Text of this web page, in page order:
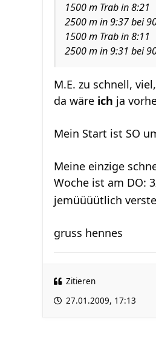
1500 m Trab in 8:21
2500 m in 9:37 bei
1500 m Trab in 8:11
2500 m in 9:31 bei
M.E. zu schnell,
da wäre ich ja
Mein Start ist SO
Meine einzige
Woche ist am DO:
jemüüüütlich
gruss hennes
Zitieren
27.01.2009, 17:13